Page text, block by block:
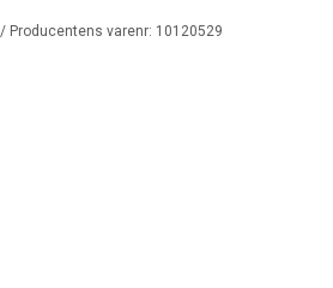
/ Producentens varenr: 10120529